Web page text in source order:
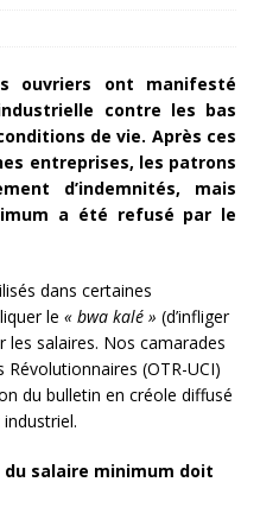
ouvriers ont manifesté
contre les bas
de vie. Après ces
entreprises, les patrons
d’indemnités, mais
a été refusé par le
dans certaines
le « bwa kalé » (d’infliger
salaires. Nos camarades
Révolutionnaires (OTR-UCI)
du bulletin en créole diffusé
salaire minimum doit